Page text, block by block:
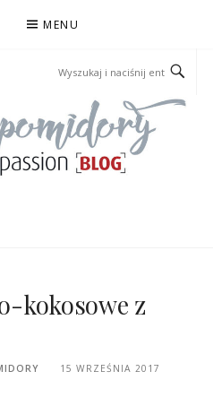
MENU
kokosowe z
15 WRZEŚNIA 2017